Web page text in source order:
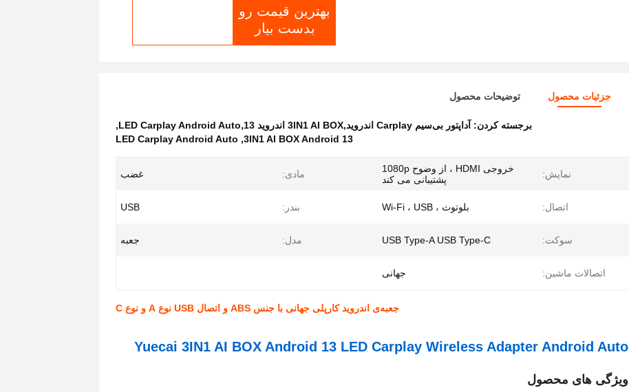
بهترین قیمت رو
بدست بیار
جزئیات محصول توضیحات محصول
برجسته کردن: آداپتور بی‌سیم Carplay اندروید,3IN1 AI BOX اندروید 13,LED Carplay Android Auto
,
3IN1 AI BOX Android 13
,
LED Carplay Android Auto
نمایش:
خروجی HDMI ، از وضوح 1080p
پشتیبانی می کند
مادی: غضب
اتصال: بلوتوث ، Wi-Fi ، USB بندر: USB
سوکت: USB Type-A USB Type-C مدل: جعبه
اتصالات ماشین: جهانی
جعبه‌ی اندروید کارپلی جهانی با جنس ABS و اتصال USB نوع A و نوع C
Yuecai 3IN1 AI BOX Android 13 LED Carplay Wireless Adapter Android Auto
ویژگی های محصول